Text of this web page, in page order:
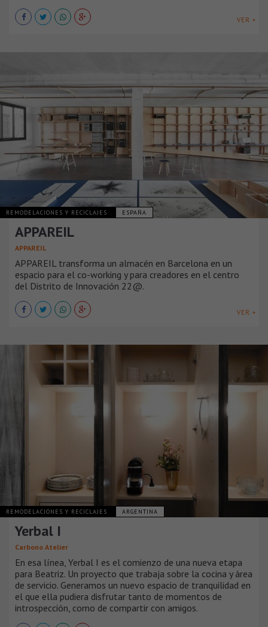
VER +
REMODELACIONES Y RECICLAJES ESPAÑA
APPAREIL
APPAREIL
APPAREIL transforma un almacén en Barcelona en un
espacio para el co-working y para creadores en el centro
del Distrito de Innovación 22@.
VER +
REMODELACIONES Y RECICLAJES ARGENTINA
Yerbal I
Carbono Atelier
En esa línea, Yerbal I es el comienzo de una nueva etapa
para Beatriz. Un proyecto que trabaja sobre la cocina y área
de servicio. Generamos un nuevo espacio de tranquilidad en
el que ella pudiera disfrutar tanto de momentos de
introspección, como de compartir con amigos.